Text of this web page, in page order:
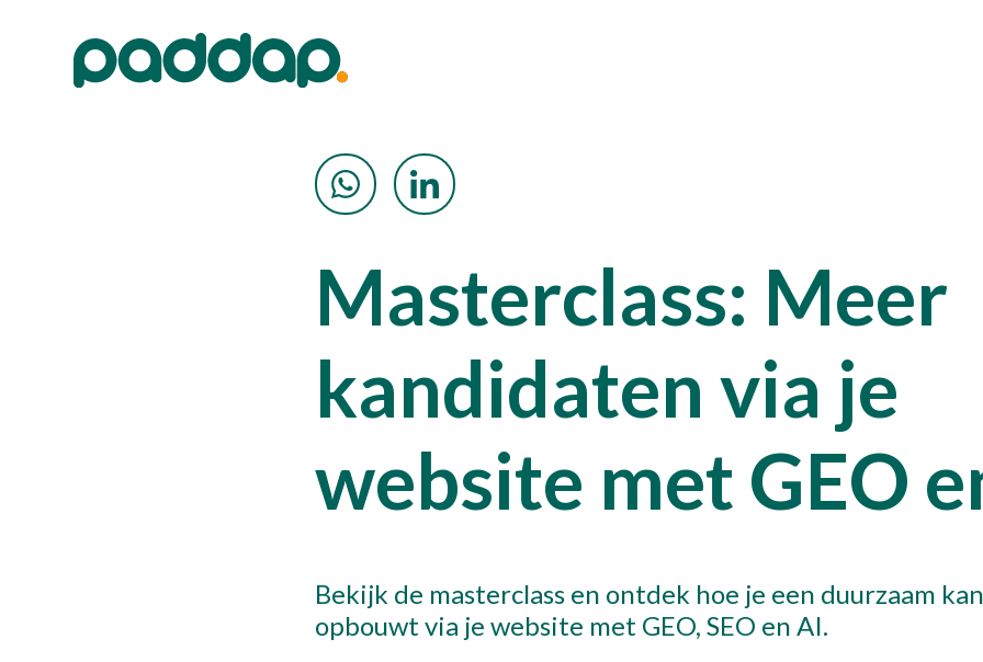
Masterclass: Meer
kandidaten via je
website met GEO
Bekijk de masterclass en ontdek hoe je een duurzaam
opbouwt via je website met GEO, SEO en AI.